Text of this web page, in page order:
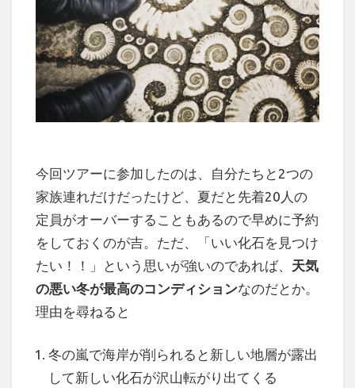
今回ツアーに参加したのは、自分たちと2つの
家族連れだけだったけど、夏だと先着20人の
定員がオーバーすることもあるので早めに予約
をしておくのが吉。ただ、「いい化石を見つけ
たい！！」という思いが強いのであれば、 天気
の悪い冬が最高のコンディションなのだとか。
理由を尋ねると
冬の嵐で海岸が削られると新しい地層が露出
して新しい化石が沢山転がり出てくる